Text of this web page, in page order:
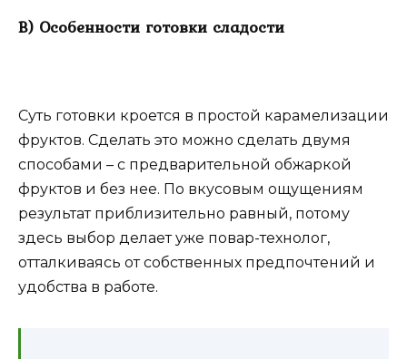
В) Особенности готовки сладости
Суть готовки кроется в простой карамелизации
фруктов. Сделать это можно сделать двумя
способами – с предварительной обжаркой
фруктов и без нее. По вкусовым ощущениям
результат приблизительно равный, потому
здесь выбор делает уже повар-технолог,
отталкиваясь от собственных предпочтений и
удобства в работе.